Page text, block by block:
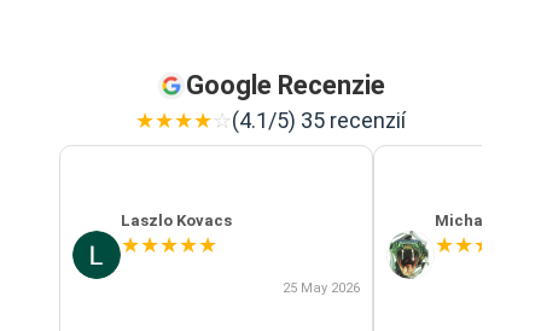
Google Recenzie
★★★★☆(4.1/5) 35 recenzií
Laszlo Kovacs
★★★★★
25 May 2026
Michal Szabo
★★★